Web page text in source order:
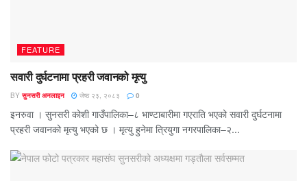
FEATURE
सवारी दुर्घटनामा प्रहरी जवानको मृत्यु
BY सुनसरी अनलाइन जेष्ठ २३, २०८३ 0
इनरुवा । सुनसरी कोशी गाउँपालिका–८ भाण्टाबारीमा गएराति भएको सवारी दुर्घटनामा
प्रहरी जवानको मृत्यु भएको छ । मृत्यु हुनेमा त्रियुगा नगरपालिका–२...